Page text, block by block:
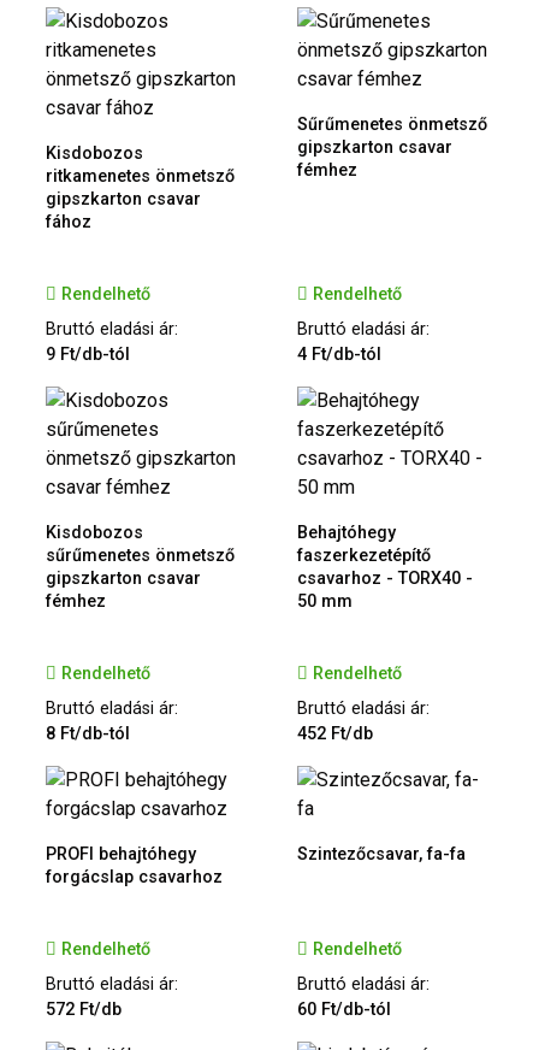
Kisdobozos
ritkamenetes önmetsző
gipszkarton csavar
fához
Rendelhető
Bruttó eladási ár:
9 Ft/db-tól
Sűrűmenetes önmetsző
gipszkarton csavar
fémhez
Rendelhető
Bruttó eladási ár:
4 Ft/db-tól
Kisdobozos
sűrűmenetes önmetsző
gipszkarton csavar
fémhez
Rendelhető
Bruttó eladási ár:
8 Ft/db-tól
Behajtóhegy
faszerkezetépítő
csavarhoz - TORX40 -
50 mm
Rendelhető
Bruttó eladási ár:
452 Ft/db
PROFI behajtóhegy
forgácslap csavarhoz
Rendelhető
Bruttó eladási ár:
572 Ft/db
Szintezőcsavar, fa-fa
Rendelhető
Bruttó eladási ár:
60 Ft/db-tól